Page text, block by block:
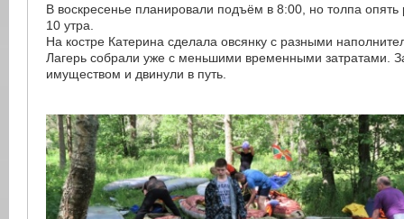
В воскресенье планировали подъём в 8:00, но толпа опять
10 утра.
На костре Катерина сделала овсянку с разными
Лагерь собрали уже с меньшими временными затратами.
имуществом и двинули в путь.